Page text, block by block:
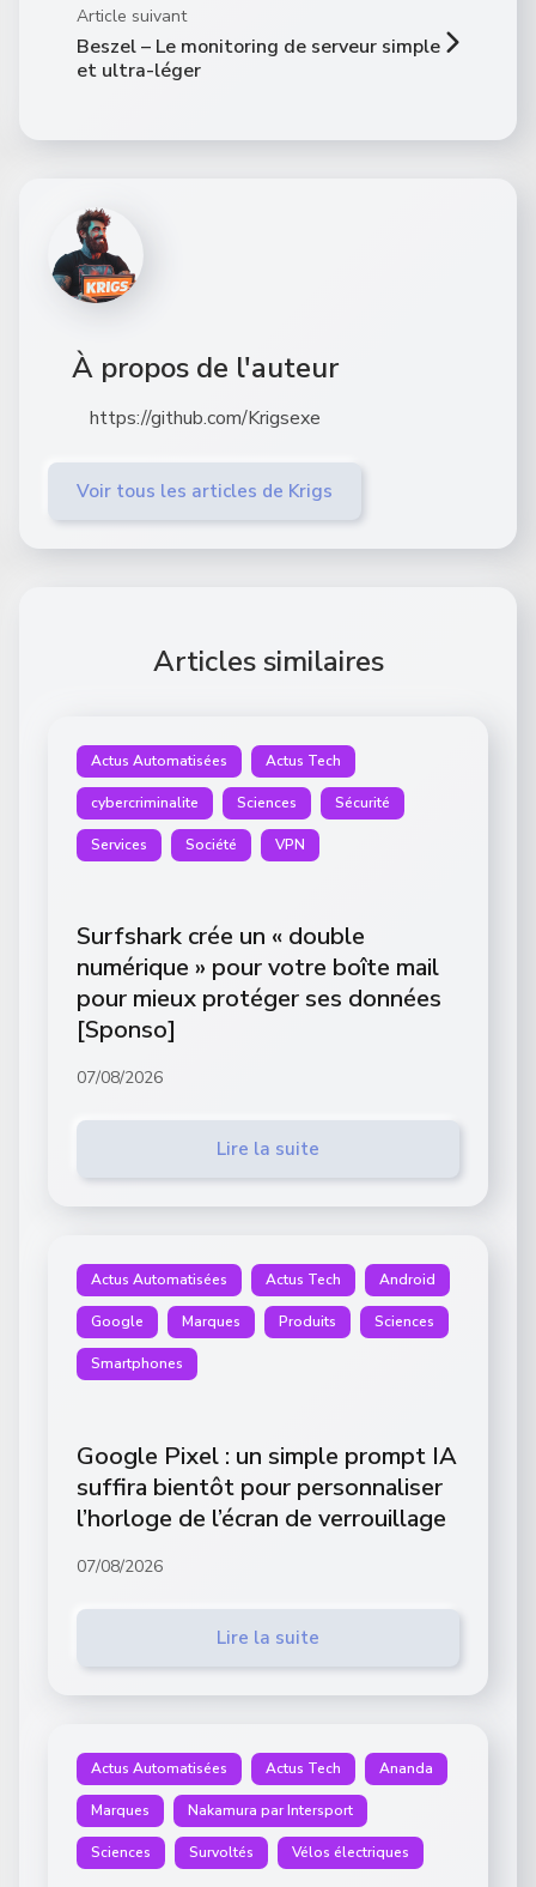
Article suivant
Beszel – Le monitoring de serveur simple
et ultra-léger
À propos de l'auteur
https://github.com/Krigsexe
Voir tous les articles de Krigs
Articles similaires
Actus Automatisées Actus Tech
cybercriminalite Sciences Sécurité
Services Société VPN
Surfshark crée un « double
numérique » pour votre boîte mail
pour mieux protéger ses données
[Sponso]
07/08/2026
Lire la suite
Actus Automatisées Actus Tech Android
Google Marques Produits Sciences
Smartphones
Google Pixel : un simple prompt IA
suffira bientôt pour personnaliser
l’horloge de l’écran de verrouillage
07/08/2026
Lire la suite
Actus Automatisées Actus Tech Ananda
Marques Nakamura par Intersport
Sciences Survoltés Vélos électriques